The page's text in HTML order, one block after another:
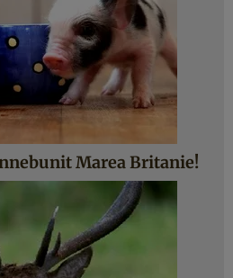
Marea Britanie!